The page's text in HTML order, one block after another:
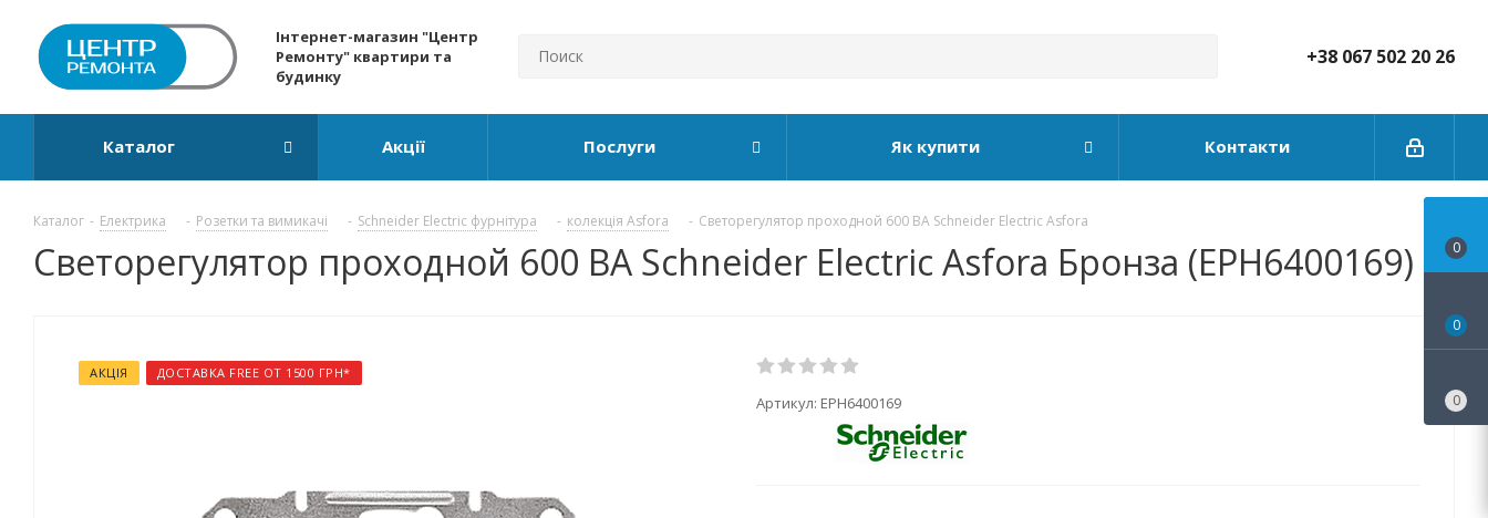
Інтернет-магазин "Центр
Ремонту" квартири та
будинку
+38 067 502 20 26
Каталог Акції Послуги Як купити Контакти
Каталог - Електрика - Розетки та вимикачі - Schneider Electric фурнітура - колекція Asfora - Светорегулятор проходной 600 ВА Schneider Electric Asfora
Светорегулятор проходной 600 ВА Schneider Electric Asfora Бронза (EPH6400169)
АКЦІЯ ДОСТАВКА FREE ОТ 1500 ГРН*
Артикул: EPH6400169
0
0
0